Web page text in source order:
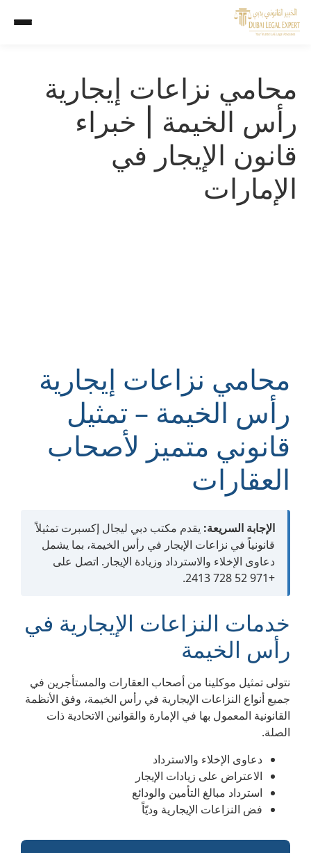
محامي نزاعات إيجارية
رأس الخيمة | خبراء
قانون الإيجار في
الإمارات
محامي نزاعات إيجارية
رأس الخيمة – تمثيل
قانوني متميز لأصحاب
العقارات
الإجابة السريعة: يقدم مكتب دبي ليجال إكسبرت تمثيلاً
قانونياً في نزاعات الإيجار في رأس الخيمة، بما يشمل
دعاوى الإخلاء والاسترداد وزيادة الإيجار. اتصل على
+971 52 728 2413.
خدمات النزاعات الإيجارية في
رأس الخيمة
نتولى تمثيل موكلينا من أصحاب العقارات والمستأجرين في
جميع أنواع النزاعات الإيجارية في رأس الخيمة، وفق الأنظمة
القانونية المعمول بها في الإمارة والقوانين الاتحادية ذات
الصلة.
دعاوى الإخلاء والاسترداد
الاعتراض على زيادات الإيجار
استرداد مبالغ التأمين والودائع
فض النزاعات الإيجارية وديّاً